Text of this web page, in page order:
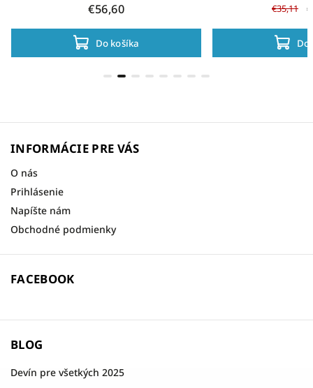
€56,60
Do košíka
€35,11
Do
INFORMÁCIE PRE VÁS
O nás
Prihlásenie
Napíšte nám
Obchodné podmienky
FACEBOOK
BLOG
Devín pre všetkých 2025